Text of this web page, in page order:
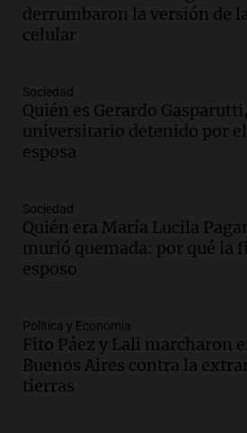
Viva la Radio Rosario
Episodios
en suspenso a hombre
de recaudación en San
Panorama Federal
Episodios
ayuda por problemas de
ostentación de
Amamos Argentina
Episodios
avanza con testimonios
accidente en Villa
Panorama Federal
derrumbaron la versión de
celular
Sociedad
Quién es Gerardo
universitario detenido por
esposa
Sociedad
Quién era María Lucila
murió quemada: por qué la
esposo
Política y Economía
Fito Páez y Lali marcharon
Buenos Aires contra la
tierras